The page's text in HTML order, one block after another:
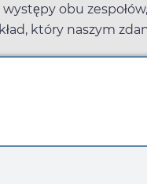
obu
który naszym